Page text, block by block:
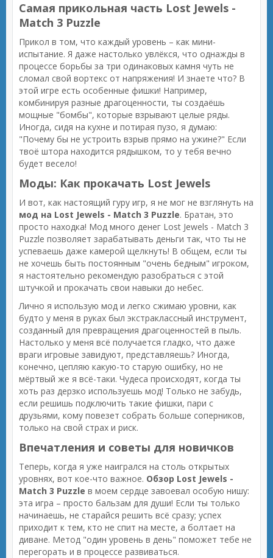
Самая прикольная часть Lost Jewels -
Match 3 Puzzle
Прикол в том, что каждый уровень – как мини-
испытание. Я даже настолько увлёкся, что однажды в
процессе борьбы за три одинаковых камня чуть не
сломал свой вортекс от напряжения! И знаете что? В
этой игре есть особенные фишки! Например,
комбинируя разные драгоценности, ты создаёшь
мощные "бомбы", которые взрывают целые ряды.
Иногда, сидя на кухне и потирая пузо, я думаю:
"Почему бы не устроить взрыв прямо на ужине?" Если
твоё штора находится рядышком, то у тебя вечно
будет весело!
Моды: Как прокачать Lost Jewels
И вот, как настоящий гуру игр, я не мог не взглянуть на
мод на Lost Jewels - Match 3 Puzzle. Братан, это
просто находка! Мод много денег Lost Jewels - Match 3
Puzzle позволяет зарабатывать деньги так, что ты не
успеваешь даже камерой щелкнуть! В общем, если ты
не хочешь быть постоянным "очень бедным" игроком,
я настоятельно рекомендую разобраться с этой
штучкой и прокачать свои навыки до небес.
Лично я использую мод и легко сжимаю уровни, как
будто у меня в руках был экстраклассный инструмент,
созданный для превращения драгоценностей в пыль.
Настолько у меня всё получается гладко, что даже
враги игровые завидуют, представляешь? Иногда,
конечно, цепляю какую-то старую ошибку, но не
мёртвый же я всё-таки. Чудеса происходят, когда ты
хоть раз дерзко используешь мод! Только не забудь,
если решишь подключить такие фишки, пари с
друзьями, кому повезет собрать больше соперников,
только на свой страх и риск.
Впечатления и советы для новичков
Теперь, когда я уже наигрался на столь открытых
уровнях, вот кое-что важное. Обзор Lost Jewels -
Match 3 Puzzle в моем сердце завоевал особую нишу:
эта игра – просто бальзам для души! Если ты только
начинаешь, не старайся решить всё сразу; успех
приходит к тем, кто не спит на месте, а болтает на
диване. Метод "один уровень в день" поможет тебе не
перегорать и в процессе развиваться.